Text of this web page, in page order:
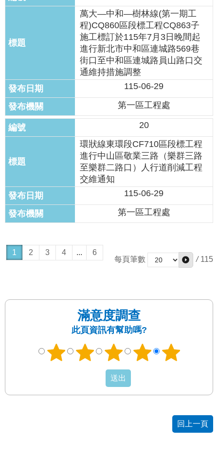
萬大—中和—樹林線(第一期工
程)CQ860區段標工程CQ863子
施工標訂於115年7月3日晚間起
進行新北市中和區連城路569巷
街口至中和區連城路員山路口交
通維持措施調整
115-06-29
第一區工程處
20
環狀線東環段CF710區段標工程
進行中山區敬業三路（樂群三路
至樂群二路口）人行道削減工程
交維通知
115-06-29
第一區工程處
1 2 3 4 ...
6
每頁筆數
/ 115
滿意度調查
此頁資訊有幫助嗎?
回上一頁